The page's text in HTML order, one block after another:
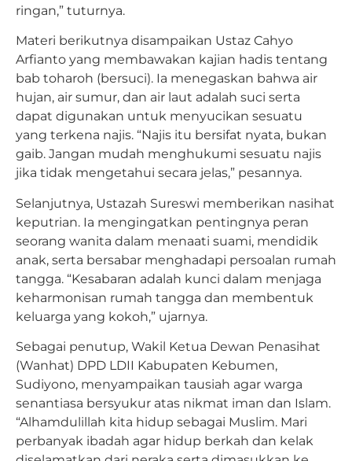
ringan,” tuturnya.
Materi berikutnya disampaikan Ustaz Cahyo
Arfianto yang membawakan kajian hadis tentang
bab toharoh (bersuci). Ia menegaskan bahwa air
hujan, air sumur, dan air laut adalah suci serta
dapat digunakan untuk menyucikan sesuatu
yang terkena najis. “Najis itu bersifat nyata, bukan
gaib. Jangan mudah menghukumi sesuatu najis
jika tidak mengetahui secara jelas,” pesannya.
Selanjutnya, Ustazah Sureswi memberikan nasihat
keputrian. Ia mengingatkan pentingnya peran
seorang wanita dalam menaati suami, mendidik
anak, serta bersabar menghadapi persoalan rumah
tangga. “Kesabaran adalah kunci dalam menjaga
keharmonisan rumah tangga dan membentuk
keluarga yang kokoh,” ujarnya.
Sebagai penutup, Wakil Ketua Dewan Penasihat
(Wanhat) DPD LDII Kabupaten Kebumen,
Sudiyono, menyampaikan tausiah agar warga
senantiasa bersyukur atas nikmat iman dan Islam.
“Alhamdulillah kita hidup sebagai Muslim. Mari
perbanyak ibadah agar hidup berkah dan kelak